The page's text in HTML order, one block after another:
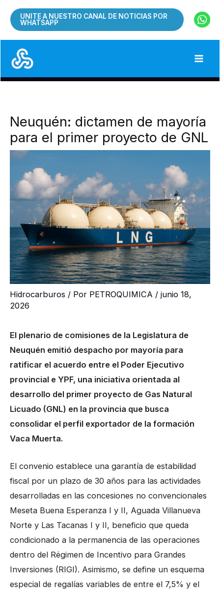
UNITE A NUESTRO CANAL DE NOTICIAS POR
WHATSAPP
Neuquén: dictamen de mayoría
para el primer proyecto de GNL
Hidrocarburos / Por PETROQUIMICA / junio 18,
2026
El plenario de comisiones de la Legislatura de
Neuquén emitió despacho por mayoría para
ratificar el acuerdo entre el Poder Ejecutivo
provincial e YPF, una iniciativa orientada al
desarrollo del primer proyecto de Gas Natural
Licuado (GNL) en la provincia que busca
consolidar el perfil exportador de la formación
Vaca Muerta.
El convenio establece una garantía de estabilidad
fiscal por un plazo de 30 años para las actividades
desarrolladas en las concesiones no convencionales
Meseta Buena Esperanza I y II, Aguada Villanueva
Norte y Las Tacanas I y II, beneficio que queda
condicionado a la permanencia de las operaciones
dentro del Régimen de Incentivo para Grandes
Inversiones (RIGI). Asimismo, se define un esquema
especial de regalías variables de entre el 7,5% y el